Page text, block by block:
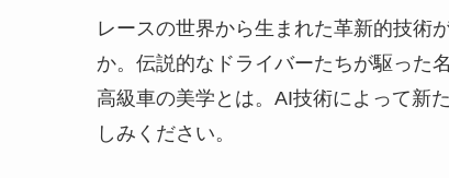
レースの世界から生まれた革新的技術
か。伝説的なドライバーたちが駆った
高級車の美学とは。AI技術によって新
しみください。